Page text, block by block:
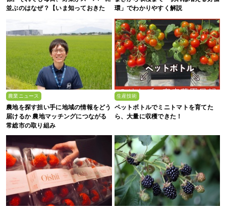
並ぶのはなぜ？【いま知っておきた
環」でわかりやすく解説
農業ニュース
農地を探す担い手に地域の情報をどう
届けるか 農地マッチングにつながる
常総市の取り組み
生産技術
ペットボトルでミニトマトを育てた
ら、大量に収穫できた！